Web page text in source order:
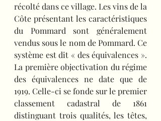
récolté dans ce village. Les vins de la
Côte présentant les caractéristiques
du Pommard sont généralement
vendus sous le nom de Pommard. Ce
système est dit « des équivalences ».
La première objectivation du régime
des équivalences ne date que de
1919. Celle-ci se fonde sur le premier
classement cadastral de 1861
distinguant trois qualités, les têtes,